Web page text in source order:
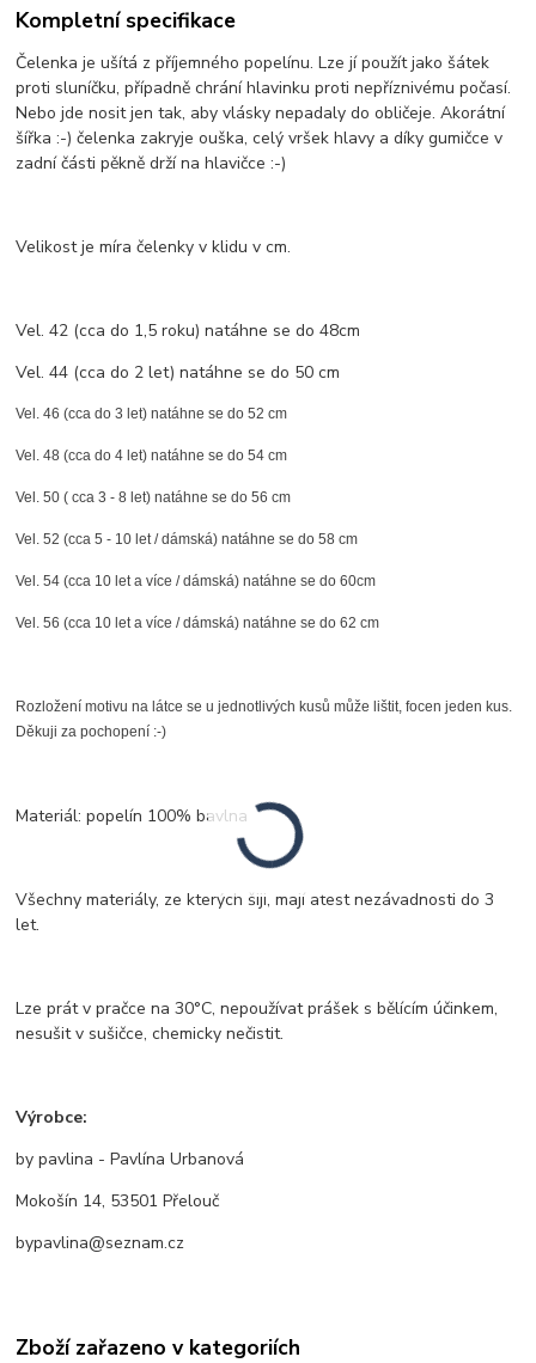
Kompletní specifikace
Čelenka je ušítá z příjemného popelínu. Lze jí použít jako šátek
proti sluníčku, případně chrání hlavinku proti nepříznivému počasí.
Nebo jde nosit jen tak, aby vlásky nepadaly do obličeje. Akorátní
šířka :-) čelenka zakryje ouška, celý vršek hlavy a díky gumičce v
zadní části pěkně drží na hlavičce :-)
Velikost je míra čelenky v klidu v cm.
Vel. 42 (cca do 1,5 roku) natáhne se do 48cm
Vel. 44 (cca do 2 let) natáhne se do 50 cm
Vel. 46 (cca do 3 let) natáhne se do 52 cm
Vel. 48 (cca do 4 let) natáhne se do 54 cm
Vel. 50 ( cca 3 - 8 let) natáhne se do 56 cm
Vel. 52 (cca 5 - 10 let / dámská) natáhne se do 58 cm
Vel. 54 (cca 10 let a více / dámská) natáhne se do 60cm
Vel. 56 (cca 10 let a více / dámská) natáhne se do 62 cm
Rozložení motivu na látce se u jednotlivých kusů může lištit, focen jeden kus.
Děkuji za pochopení :-)
Materiál: popelín 100% bavlna
Všechny materiály, ze kterých šiji, mají atest nezávadnosti do 3
let.
Lze prát v pračce na 30°C, nepoužívat prášek s bělícím účinkem,
nesušit v sušičce, chemicky nečistit.
Výrobce:
by pavlina - Pavlína Urbanová
Mokošín 14, 53501 Přelouč
bypavlina@seznam.cz
Zboží zařazeno v kategoriích